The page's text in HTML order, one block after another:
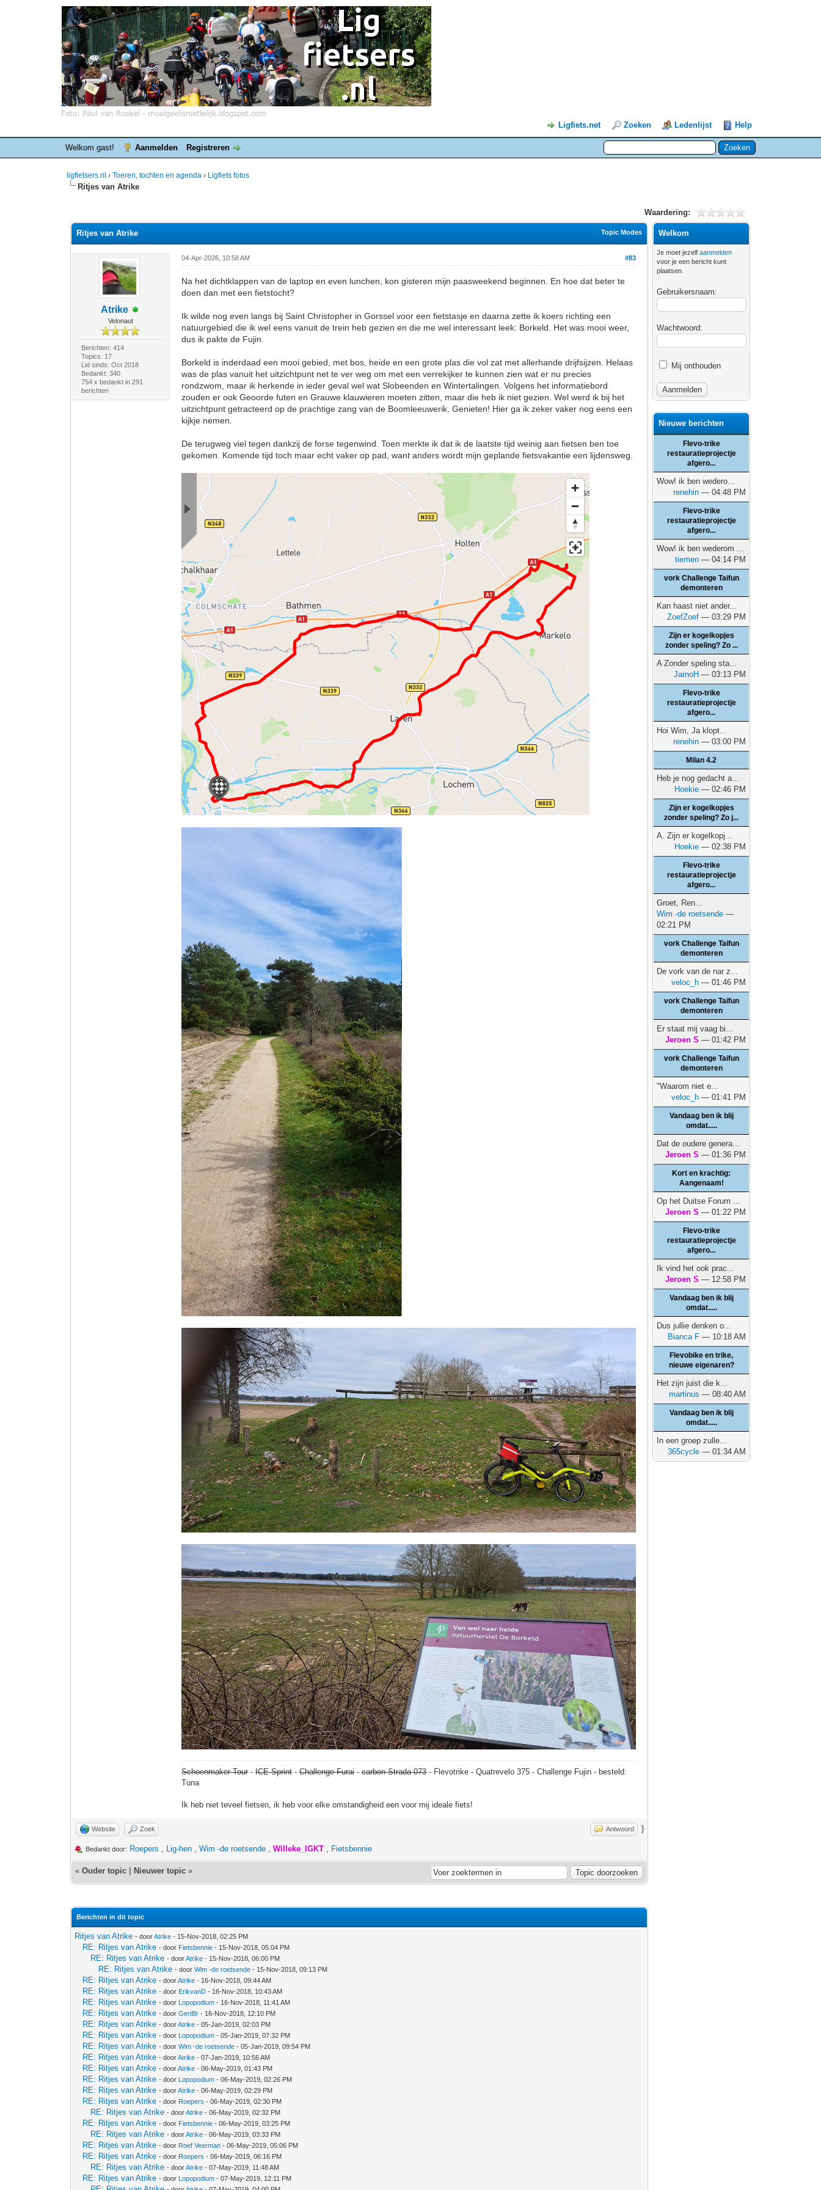
Ligfiets.net Zoeken Ledenlijst Help
Welkom gast! Aanmelden Registreren
ligfietsers.nl ›Toeren, tochten en agenda › Ligfiets fotos
Ritjes van Atrike
Waardering:
Topic Modes
Ritjes van Atrike
Atrike
Velonaut
Berichten: 414
Topics: 17
Lid sinds: Oct 2018
Bedankt: 340
754 x bedankt in 291
berichten
#83
04-Apr-2026, 10:58 AM
Na het dichtklappen van de laptop en even lunchen, kon gisteren mijn paasweekend beginnen. En hoe dat beter te
doen dan met een fietstocht?
Ik wilde nog even langs bij Saint Christopher in Gorssel voor een fietstasje en daarna zette ik koers richting een
natuurgebied die ik wel eens vanuit de trein heb gezien en die me wel interessant leek: Borkeld. Het was mooi weer,
dus ik pakte de Fujin.
Borkeld is inderdaad een mooi gebied, met bos, heide en een grote plas die vol zat met allerhande drijfsijzen. Helaas
was de plas vanuit het uitzichtpunt net te ver weg om met een verrekijker te kunnen zien wat er nu precies
rondzwom, maar ik herkende in ieder geval wel wat Slobeenden en Wintertalingen. Volgens het informatiebord
zouden er ook Geoorde futen en Grauwe klauwieren moeten zitten, maar die heb ik niet gezien. Wel werd ik bij het
uitzichtpunt getracteerd op de prachtige zang van de Boomleeuwerik. Genieten! Hier ga ik zeker vaker nog eens een
kijkje nemen.
De terugweg viel tegen dankzij de forse tegenwind. Toen merkte ik dat ik de laatste tijd weinig aan fietsen ben toe
gekomen. Komende tijd toch maar echt vaker op pad, want anders wordt mijn geplande fietsvakantie een lijdensweg.
Schoenmaker Tour-ICE Sprint-Challenge Furai-carbon Strada 073- Flevotrike - Quatrevelo 375 - Challenge Fujin - besteld:
Tuna
Ik heb niet teveel fietsen, ik heb voor elke omstandigheid een voor mij ideale fiets!
Website Zoek Antwoord }
Bedankt door: Roepers Lig-hen ,Wim -de roetsende ,Willeke_IGKT Fietsbennie
«Ouder topic Nieuwer topic »
Berichten in dit topic
Ritjes van Atrike - doorAtrike - 15-Nov-2018, 02:25 PM
RE: Ritjes van Atrike - door Fietsbennie - 15-Nov-2018, 05:04 PM
RE: Ritjes van Atrike - doorAtrike - 15-Nov-2018, 06:00 PM
RE: Ritjes van Atrike - doorWim -de roetsende - 15-Nov-2018, 09:13 PM
RE: Ritjes van Atrike - doorAtrike - 16-Nov-2018, 09:44 AM
RE: Ritjes van Atrike - door ErikvanD - 16-Nov-2018, 10:43 AM
RE: Ritjes van Atrike - door Lopopodium - 16-Nov-2018, 11:41 AM
RE: Ritjes van Atrike - doorGertBr - 16-Nov-2018, 12:10 PM
RE: Ritjes van Atrike - doorAtrike - 05-Jan-2019, 02:03 PM
RE: Ritjes van Atrike - door Lopopodium - 05-Jan-2019, 07:32 PM
RE: Ritjes van Atrike - doorWim -de roetsende - 05-Jan-2019, 09:54 PM
RE: Ritjes van Atrike - doorAtrike - 07-Jan-2019, 10:56 AM
RE: Ritjes van Atrike - doorAtrike - 06-May-2019, 01:43 PM
RE: Ritjes van Atrike - door Lopopodium - 06-May-2019, 02:26 PM
RE: Ritjes van Atrike - doorAtrike - 06-May-2019, 02:29 PM
RE: Ritjes van Atrike - door Roepers - 06-May-2019, 02:30 PM
RE: Ritjes van Atrike - doorAtrike - 06-May-2019, 02:32 PM
RE: Ritjes van Atrike - door Fietsbennie - 06-May-2019, 03:25 PM
RE: Ritjes van Atrike - doorAtrike - 06-May-2019, 03:33 PM
RE: Ritjes van Atrike - door Roef Veerman - 06-May-2019, 05:06 PM
RE: Ritjes van Atrike - door Roepers - 06-May-2019, 06:16 PM
RE: Ritjes van Atrike - doorAtrike - 07-May-2019, 11:48 AM
RE: Ritjes van Atrike - door Lopopodium - 07-May-2019, 12:11 PM
Welkom
Je moet jezelfaanmelden
voor je een bericht kunt
plaatsen.
Gebruikersnaam:
Wachtwoord:
Mij onthouden
Nieuwe berichten
Flevo-trike
restauratieprojectje
afgero...
Wow! ik ben wedero...
renehin — 04:48 PM
Flevo-trike
restauratieprojectje
afgero...
Wow! ik ben wederom ...
tiemen — 04:14 PM
vork Challenge Taifun
demonteren
Kan haast niet ander...
ZoefZoef — 03:29 PM
Zijn er kogelkopjes
zonder speling? Zo ...
A Zonder speling sta...
JarnoH — 03:13 PM
Flevo-trike
restauratieprojectje
afgero...
Hoi Wim, Ja klopt...
renehin — 03:00 PM
Milan 4.2
Heb je nog gedacht a...
Hoekie — 02:46 PM
Zijn er kogelkopjes
zonder speling? Zo j...
A. Zijn er kogelkopj...
Hoekie — 02:38 PM
Flevo-trike
restauratieprojectje
afgero...
Groet, Ren...
Wim -de roetsende —
02:21 PM
vork Challenge Taifun
demonteren
De vork van de nar z...
veloc_h — 01:46 PM
vork Challenge Taifun
demonteren
Er staat mij vaag bi...
Jeroen S — 01:42 PM
vork Challenge Taifun
demonteren
"Waarom niet e...
veloc_h — 01:41 PM
Vandaag ben ik blij
omdat.....
Dat de oudere genera...
Jeroen S — 01:36 PM
Kort en krachtig:
Aangenaam!
Op het Duitse Forum ...
Jeroen S — 01:22 PM
Flevo-trike
restauratieprojectje
afgero...
Ik vind het ook prac...
Jeroen S — 12:58 PM
Vandaag ben ik blij
omdat.....
Dus jullie denken o...
Bianca F — 10:18 AM
Flevobike en trike,
nieuwe eigenaren?
Het zijn juist die k...
martinus — 08:40 AM
Vandaag ben ik blij
omdat.....
In een groep zulle...
365cycle — 01:34 AM